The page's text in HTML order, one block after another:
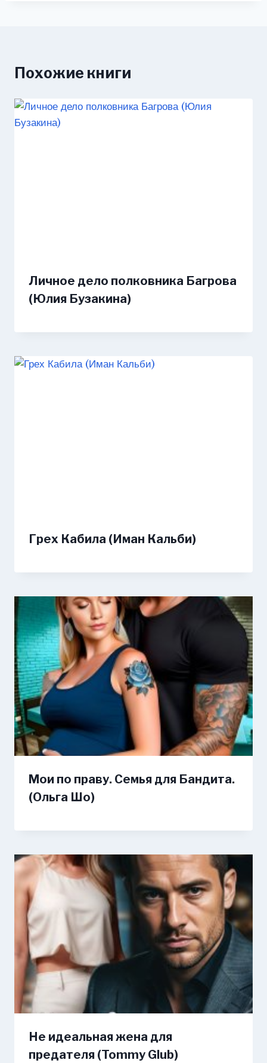
Похожие книги
Личное дело полковника Багрова
(Юлия Бузакина)
Грех Кабила (Иман Кальби)
Мои по праву. Семья для Бандита.
(Ольга Шо)
Не идеальная жена для
предателя (Tommy Glub)